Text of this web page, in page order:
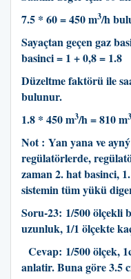
7.5 * 60 = 450 m3/h
Sayaçtan geçen gaz
basinci = 1 + 0,8 = 1.8
Düzeltme faktörü ile
bulunur.
1.8 * 450 m3/h = 810 m3
Not : Yan yana ve
regülatörlerde,
zaman 2. hat basinci,
sistemin tüm yükü
Soru-23: 1/500 ölçekli
uzunluk, 1/1 ölçekte
Cevap: 1/500 ölçek,
anlatir. Buna göre 3.5